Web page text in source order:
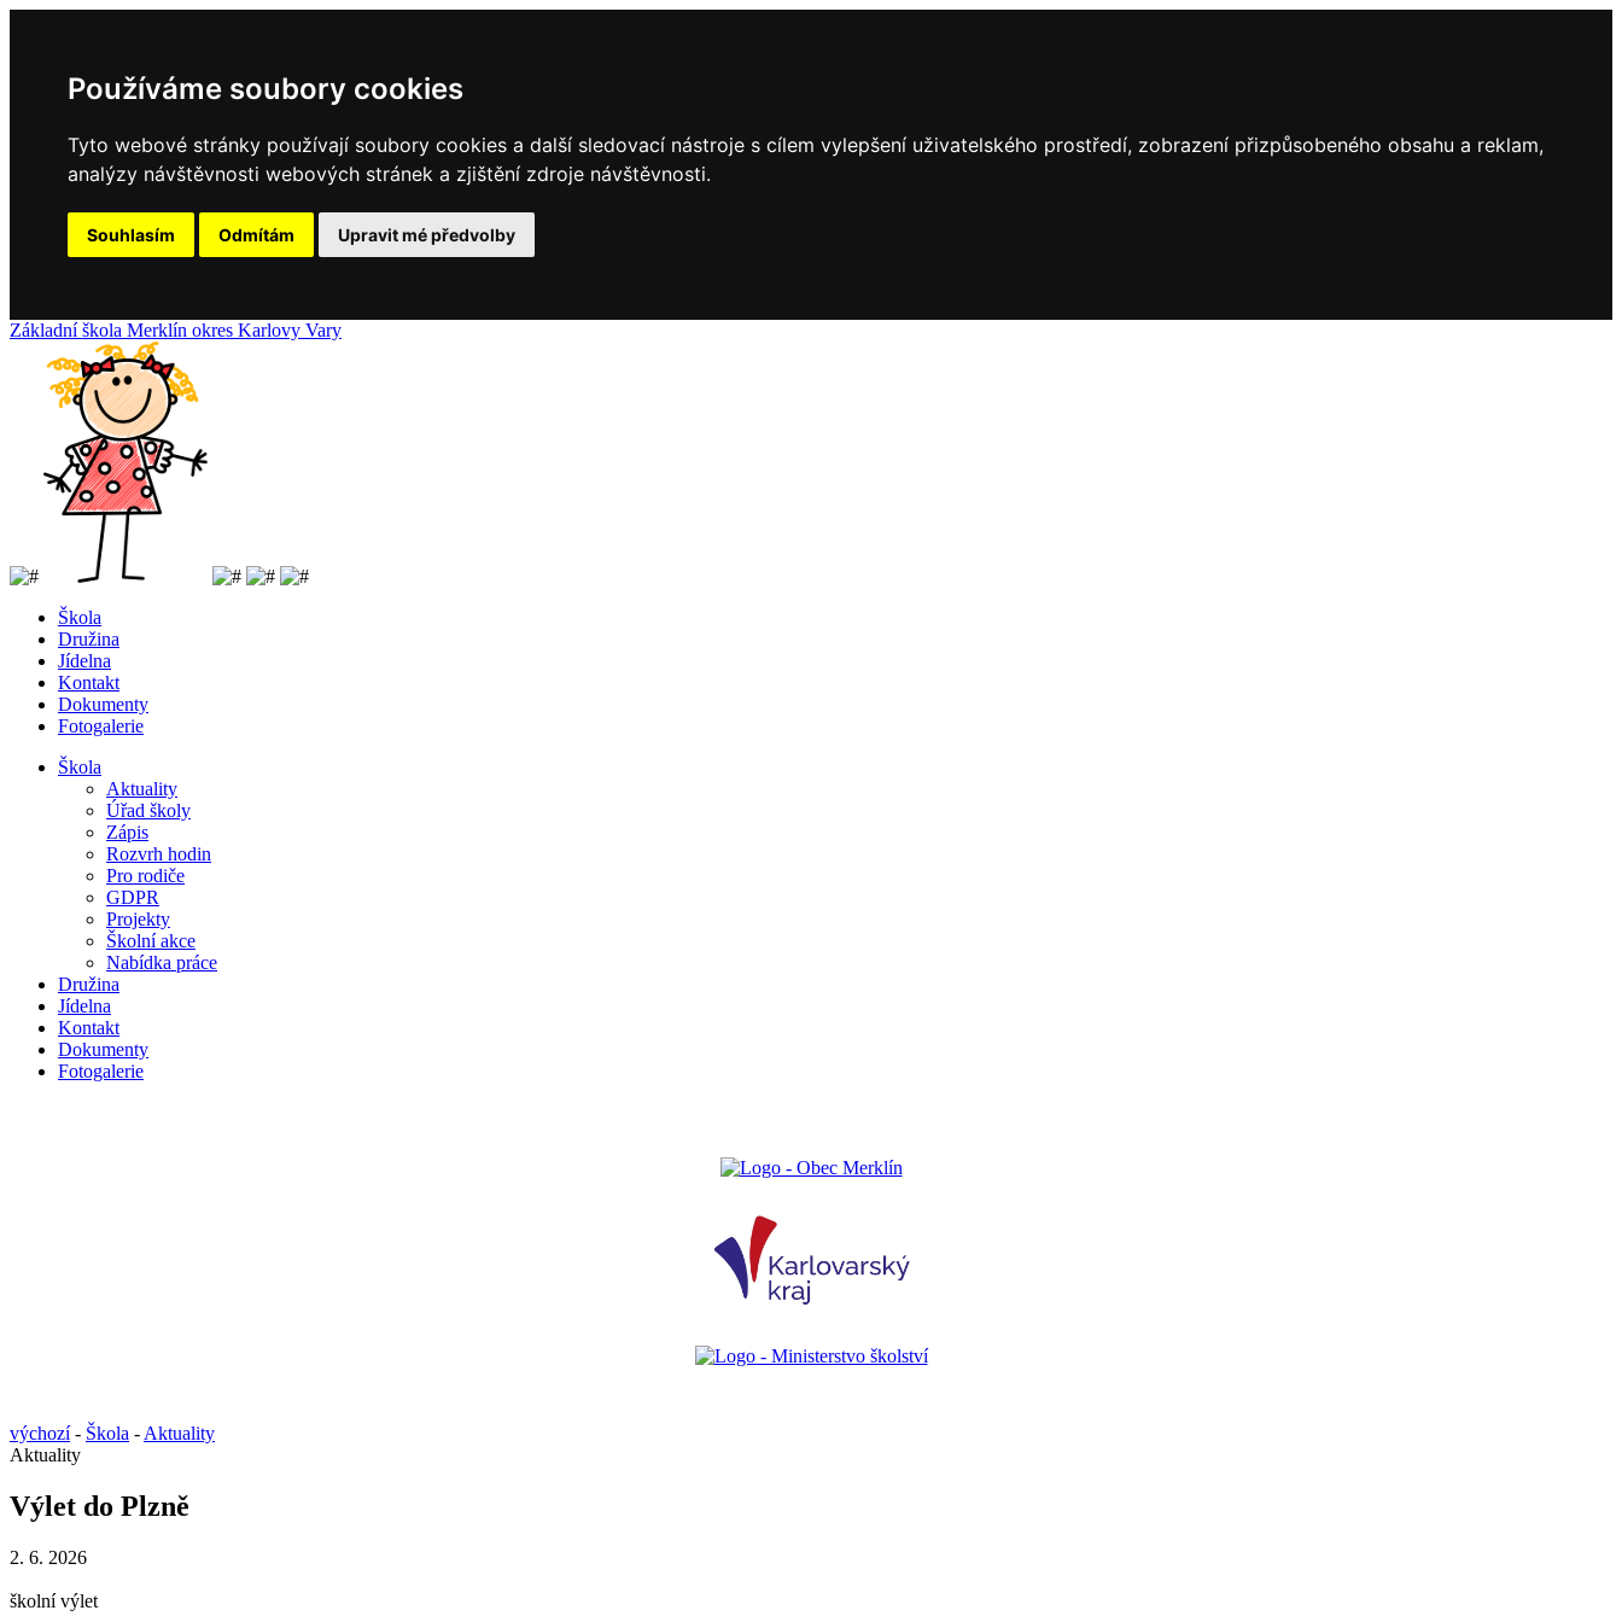
Používáme soubory cookies
Tyto webové stránky používají soubory cookies a další sledovací nástroje s cílem vylepšení uživatelského prostředí, zobrazení přizpůsobeného obsahu a reklam,
analýzy návštěvnosti webových stránek a zjištění zdroje návštěvnosti.
Souhlasím Odmítám Upravit mé předvolby
Základníškola Merklín okres Karlovy Vary
Škola
Družina
Jídelna
Kontakt
Dokumenty
Fotogalerie
Škola
Aktuality
Úřad školy
Zápis
Rozvrh hodin
Pro rodiče
GDPR
Projekty
Školní akce
Nabídka práce
Družina
Jídelna
Kontakt
Dokumenty
Fotogalerie
výchozí- Škola - Aktuality
Aktuality
Výlet do Plzně
2. 6. 2026
školní výlet